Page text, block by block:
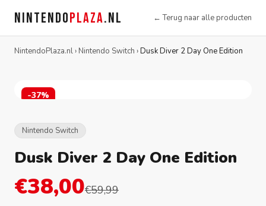
NINTENDOPLAZA.NL ← Terug naar alle producten
NintendoPlaza.nl› Nintendo Switch ›Dusk Diver 2 Day One Edition
-37%
Nintendo Switch
Dusk Diver 2 Day One Edition
€38,00€59,99